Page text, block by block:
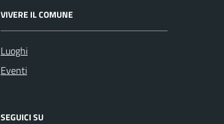
VIVERE IL COMUNE
Luoghi
Eventi
SEGUICI SU